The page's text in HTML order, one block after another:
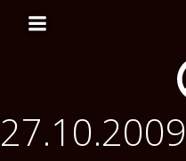
27.10.2009